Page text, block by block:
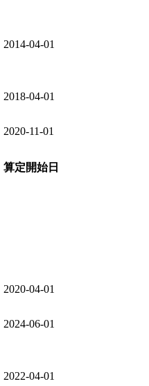
2014-04-01
2018-04-01
2020-11-01
算定開始日
2020-04-01
2024-06-01
2022-04-01